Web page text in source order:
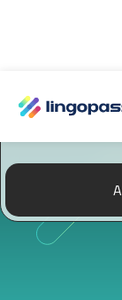
O Lingopass
deste site e